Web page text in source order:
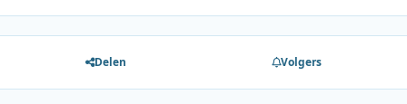
Delen Volgers